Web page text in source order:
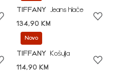
TIFFANY
Jeans hlače
134,90 KM
Novo
TIFFANY
Košulja
114,90 KM